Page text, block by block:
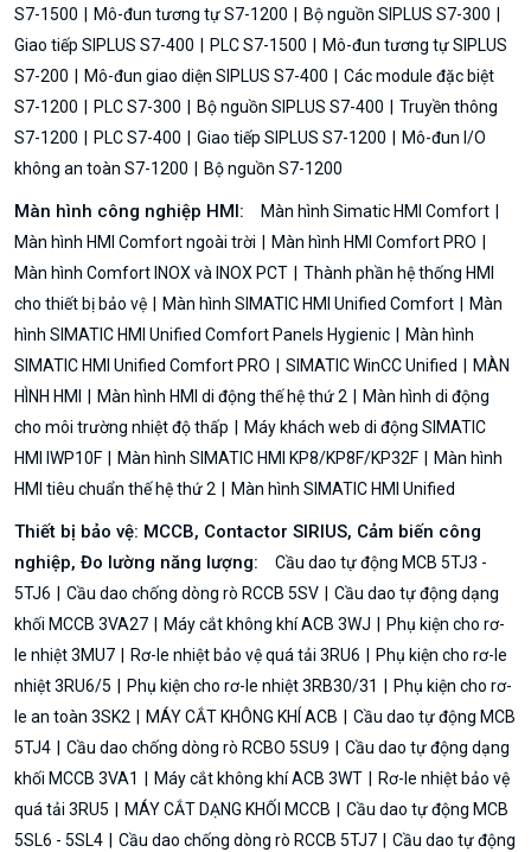
S7-1500
Mô-đun tương tự S7-1200
Bộ nguồn SIPLUS S7-300
Giao tiếp SIPLUS S7-400
PLC S7-1500
Mô-đun tương tự SIPLUS
S7-200
Mô-đun giao diện SIPLUS S7-400
Các module đặc biệt
S7-1200
PLC S7-300 Bộ nguồn SIPLUS S7-400
Truyền thông
S7-1200
PLC S7-400 Giao tiếp SIPLUS S7-1200
Mô-đun I/O
không an toàn S7-1200
Bộ nguồn S7-1200
Màn hình công nghiệp HMI:
Màn hình Simatic HMI Comfort
Màn hình HMI Comfort ngoài trời
Màn hình HMI Comfort PRO
Màn hình Comfort INOX và INOX PCT
Thành phần hệ thống HMI
cho thiết bị bảo vệ
Màn hình SIMATIC HMI Unified Comfort
Màn
hình SIMATIC HMI Unified Comfort Panels Hygienic
Màn hình
SIMATIC HMI Unified Comfort PRO
SIMATIC WinCC Unified
MÀN
HÌNH HMI
Màn hình HMI di động thế hệ thứ 2
Màn hình di động
cho môi trường nhiệt độ thấp
Máy khách web di động SIMATIC
HMI IWP10F
Màn hình SIMATIC HMI KP8/KP8F/KP32F
Màn hình
HMI tiêu chuẩn thế hệ thứ 2
Màn hình SIMATIC HMI Unified
Thiết bị bảo vệ: MCCB, Contactor SIRIUS, Cảm biến công
nghiệp, Đo lường năng lượng:
Cầu dao tự động MCB 5TJ3 -
5TJ6
Cầu dao chống dòng rò RCCB 5SV
Cầu dao tự động dạng
khối MCCB 3VA27
Máy cắt không khí ACB 3WJ
Phụ kiện cho rơ-
le nhiệt 3MU7
Rơ-le nhiệt bảo vệ quá tải 3RU6
Phụ kiện cho rơ-le
nhiệt 3RU6/5
Phụ kiện cho rơ-le nhiệt 3RB30/31
Phụ kiện cho rơ-
le an toàn 3SK2
MÁY CẮT KHÔNG KHÍ ACB
Cầu dao tự động MCB
5TJ4
Cầu dao chống dòng rò RCBO 5SU9
Cầu dao tự động dạng
khối MCCB 3VA1
Máy cắt không khí ACB 3WT
Rơ-le nhiệt bảo vệ
quá tải 3RU5
MÁY CẮT DẠNG KHỐI MCCB
Cầu dao tự động MCB
5SL6 - 5SL4
Cầu dao chống dòng rò RCCB 5TJ7
Cầu dao tự động